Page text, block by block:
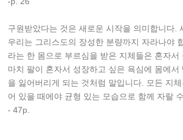
구원받았다는 것은 새로운 시작을 의미합니다.
우리는 그리스도의 장성한 분량까지 자라나야
라는 한 몸으로 부르심을 받은 지체들은 혼자서
마치 팔이 혼자서 성장하고 싶은 욕심에 몸에서
을 잃어버리게 되는 것처럼 말입니다. 모든 지
어 있을 때에야 균형 있는 모습으로 함께 자랄
- 47p.